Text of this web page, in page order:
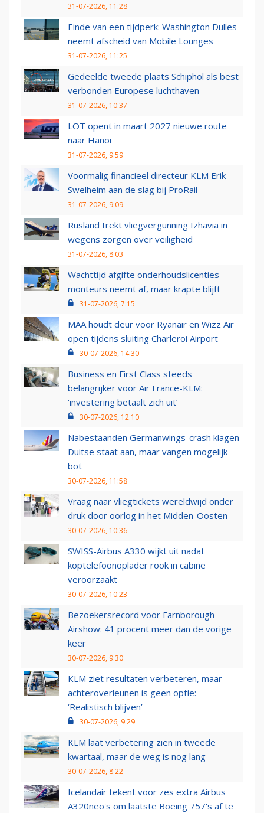
31-07-2026, 11:28
Einde van een tijdperk: Washington Dulles
neemt afscheid van Mobile Lounges
31-07-2026, 11:25
Gedeelde tweede plaats Schiphol als best
verbonden Europese luchthaven
31-07-2026, 10:37
LOT opent in maart 2027 nieuwe route
naar Hanoi
31-07-2026, 9:59
Voormalig financieel directeur KLM Erik
Swelheim aan de slag bij ProRail
31-07-2026, 9:09
Rusland trekt vliegvergunning Izhavia in
wegens zorgen over veiligheid
31-07-2026, 8:03
Wachttijd afgifte onderhoudslicenties
monteurs neemt af, maar krapte blijft
31-07-2026, 7:15
MAA houdt deur voor Ryanair en Wizz Air
open tijdens sluiting Charleroi Airport
30-07-2026, 14:30
Business en First Class steeds
belangrijker voor Air France-KLM:
‘investering betaalt zich uit’
30-07-2026, 12:10
Nabestaanden Germanwings-crash klagen
Duitse staat aan, maar vangen mogelijk
bot
30-07-2026, 11:58
Vraag naar vliegtickets wereldwijd onder
druk door oorlog in het Midden-Oosten
30-07-2026, 10:36
SWISS-Airbus A330 wijkt uit nadat
koptelefoonoplader rook in cabine
veroorzaakt
30-07-2026, 10:23
Bezoekersrecord voor Farnborough
Airshow: 41 procent meer dan de vorige
keer
30-07-2026, 9:30
KLM ziet resultaten verbeteren, maar
achteroverleunen is geen optie:
‘Realistisch blijven’
30-07-2026, 9:29
KLM laat verbetering zien in tweede
kwartaal, maar de weg is nog lang
30-07-2026, 8:22
Icelandair tekent voor zes extra Airbus
A320neo's om laatste Boeing 757's af te